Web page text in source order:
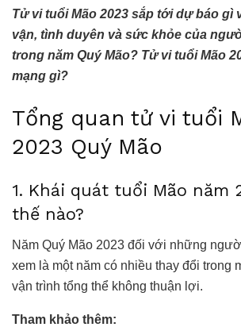
Tử vi tuổi Mão 2023 sắp tới dự báo gì
vận, tình duyên và sức khỏe của
trong năm Quý Mão? Tử vi tuổi Mão
mạng gì?
Tổng quan tử vi tuổi
2023 Quý Mão
1. Khái quát tuổi Mão năm
thế nào?
Năm Quý Mão 2023 đối với những
xem là một năm có nhiều thay đổi trong
vận trình tổng thể không thuận lợi.
Tham khảo thêm: